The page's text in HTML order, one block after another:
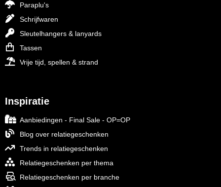
Paraplu's
Schrijfwaren
Sleutelhangers & lanyards
Tassen
Vrije tijd, spellen & strand
Inspiratie
Aanbiedingen - Final Sale - OP=OP
Blog over relatiegeschenken
Trends in relatiegeschenken
Relatiegeschenken per thema
Relatiegeschenken per branche